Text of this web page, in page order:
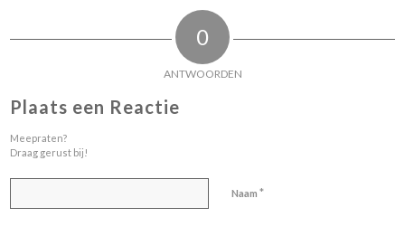
0
ANTWOORDEN
Plaats een Reactie
Meepraten?
Draag gerust bij!
Naam*